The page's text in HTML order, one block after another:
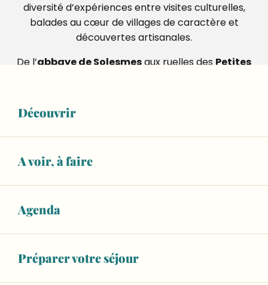
Découvrir
A voir, à faire
Agenda
Préparer votre séjour
diversité d’expériences entre visites culturelles,
balades au cœur de villages de caractère et
découvertes artisanales.
De l’abbaye de Solesmesaux ruelles des Petites
célèbre
Petit Sablé
de l’Île Moulinsart
facette unique de la Vallée de la Sarthe.
Préparez votre visite et partez à la découverte des